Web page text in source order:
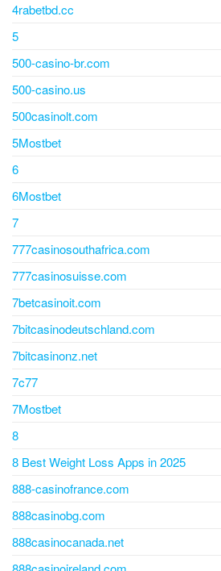
4rabetbd.cc
5
500-casino-br.com
500-casino.us
500casinolt.com
5Mostbet
6
6Mostbet
7
777casinosouthafrica.com
777casinosuisse.com
7betcasinoit.com
7bitcasinodeutschland.com
7bitcasinonz.net
7c77
7Mostbet
8
8 Best Weight Loss Apps in 2025
888-casinofrance.com
888casinobg.com
888casinocanada.net